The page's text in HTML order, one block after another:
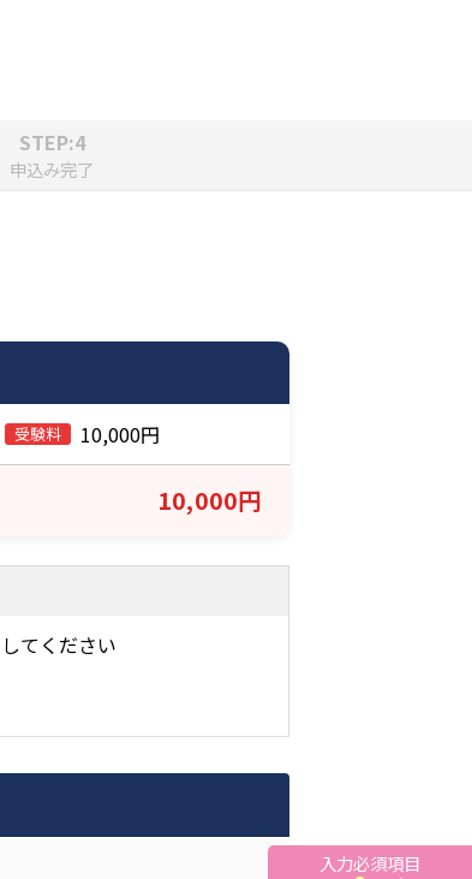
STEP:4
申込み完了
入力必須項目
10,000円
10,000円
てください